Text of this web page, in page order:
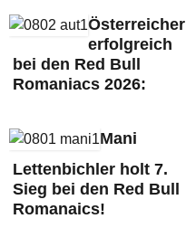
Österreicher
erfolgreich
bei den Red Bull
Romaniacs 2026:
Mani
Lettenbichler holt 7.
Sieg bei den Red Bull
Romanaics!